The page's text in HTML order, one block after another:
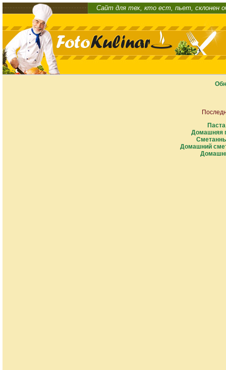
Сайт для тех, кто ест, пьет, склонен
Домашняя
Домашний